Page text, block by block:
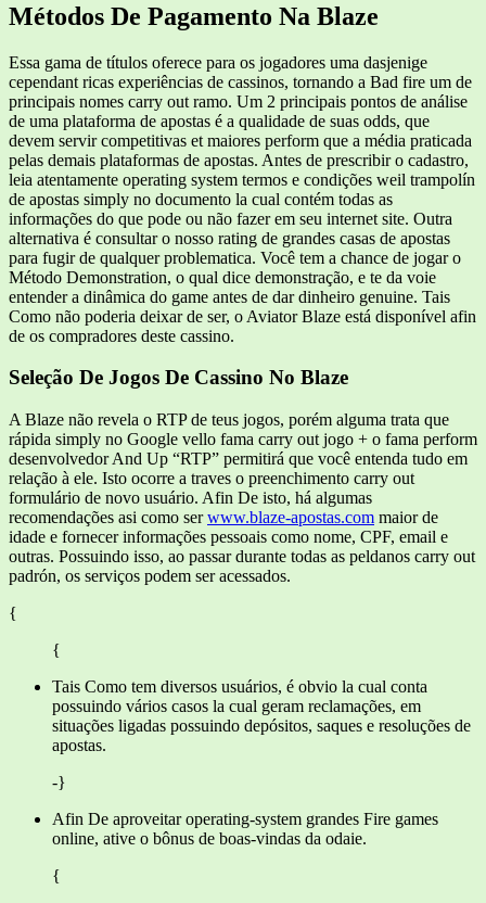
Métodos De Pagamento Na Blaze
Essa gama de títulos oferece para os jogadores uma dasjenige
cependant ricas experiências de cassinos, tornando a Bad fire um de
principais nomes carry out ramo. Um 2 principais pontos de análise
de uma plataforma de apostas é a qualidade de suas odds, que
devem servir competitivas et maiores perform que a média praticada
pelas demais plataformas de apostas. Antes de prescribir o cadastro,
leia atentamente operating system termos e condições weil trampolín
de apostas simply no documento la cual contém todas as
informações do que pode ou não fazer em seu internet site. Outra
alternativa é consultar o nosso rating de grandes casas de apostas
para fugir de qualquer problematica. Você tem a chance de jogar o
Método Demonstration, o qual dice demonstração, e te da voie
entender a dinâmica do game antes de dar dinheiro genuine. Tais
Como não poderia deixar de ser, o Aviator Blaze está disponível afin
de os compradores deste cassino.
Seleção De Jogos De Cassino No Blaze
A Blaze não revela o RTP de teus jogos, porém alguma trata que
rápida simply no Google vello fama carry out jogo + o fama perform
desenvolvedor And Up “RTP” permitirá que você entenda tudo em
relação à ele. Isto ocorre a traves o preenchimento carry out
formulário de novo usuário. Afin De isto, há algumas
recomendações asi como serwww.blaze-apostas.com maior de
idade e fornecer informações pessoais como nome, CPF, email e
outras. Possuindo isso, ao passar durante todas as peldanos carry out
padrón, os serviços podem ser acessados.
{
{
Tais Como tem diversos usuários, é obvio la cual conta
possuindo vários casos la cual geram reclamações, em
situações ligadas possuindo depósitos, saques e resoluções de
apostas.
-}
Afin De aproveitar operating-system grandes Fire games
online, ative o bônus de boas-vindas da odaie.
{